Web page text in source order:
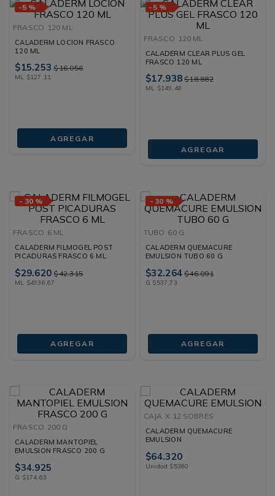
-5 %
FRASCO 120 ML
CALADERM LOCION FRASCO
120 ML
$15.253 $16.056
ML $127 ,11
AGREGAR
- 5 %
FRASCO 120 ML
CALADERM CLEAR PLUS GEL
FRASCO 120 ML
$17.938 $18.882
ML $149,48
AGREGAR
- 30 %
FRASCO 6 ML
CALADERM FILMOGEL POST
PICADURAS FRASCO 6 ML
$29.620 $42.315
ML $4936,67
AGREGAR
- 30 %
TUBO 60 G
CALADERM QUEMACURE
EMULSION TUBO 60 G
$32.264 $46.091
G $537,73
AGREGAR
FRASCO 200 G
CALADERM MANTOPIEL
EMULSION FRASCO 200 G
$34.925
G $174 63
CAJA X 12 SOBRES
CALADERM QUEMACURE
EMULSION
$64.320
Unidad $5360